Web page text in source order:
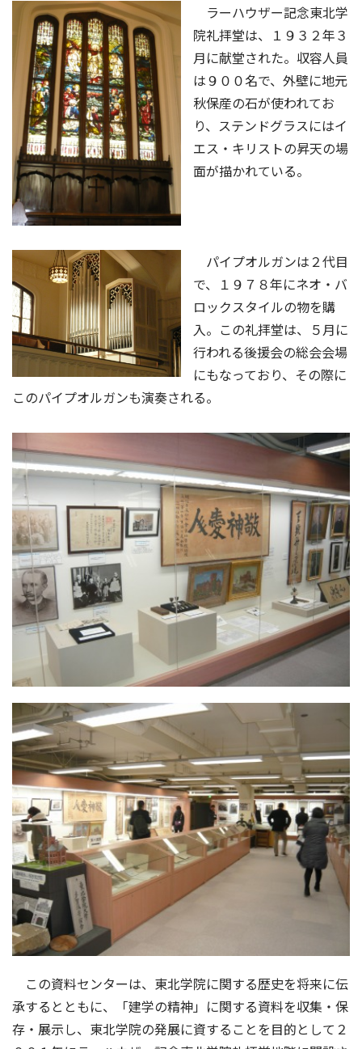
ラーハウザー記念東北学
院礼拝堂は、１９３２年３
月に献堂された。収容人員
は９００名で、外壁に地元
秋保産の石が使われてお
り、ステンドグラスにはイ
エス・キリストの昇天の場
面が描かれている。
パイプオルガンは２代目
で、１９７８年にネオ・バ
ロックスタイルの物を購
入。この礼拝堂は、５月に
行われる後援会の総会会場
にもなっており、その際に
このパイプオルガンも演奏される。
この資料センターは、東北学院に関する歴史を将来に伝
承するとともに、「建学の精神」に関する資料を収集・保
存・展示し、東北学院の発展に資することを目的として２